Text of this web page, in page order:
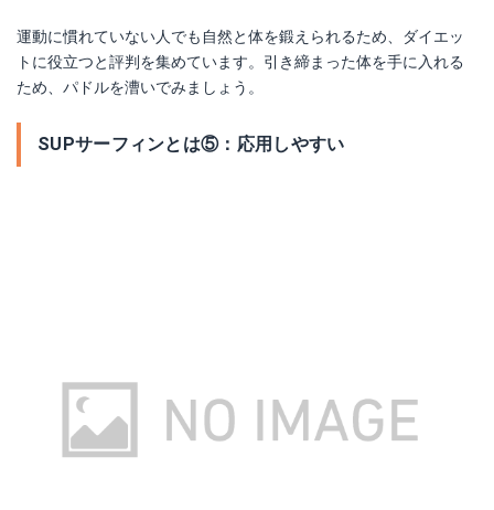
運動に慣れていない人でも自然と体を鍛えられるため、ダイエッ
トに役立つと評判を集めています。引き締まった体を手に入れる
ため、パドルを漕いでみましょう。
SUPサーフィンとは⑤：応用しやすい